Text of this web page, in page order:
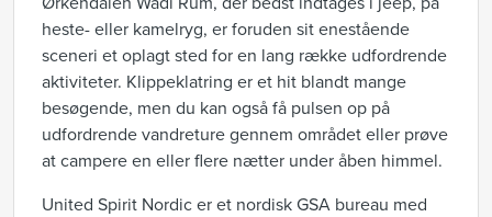
heste- eller kamelryg, er foruden sit enestående
sceneri et oplagt sted for en lang række udfordrende
aktiviteter. Klippeklatring er et hit blandt mange
besøgende, men du kan også få pulsen op på
udfordrende vandreture gennem området eller prøve
at campere en eller flere nætter under åben himmel.
United Spirit Nordic er et nordisk GSA bureau med